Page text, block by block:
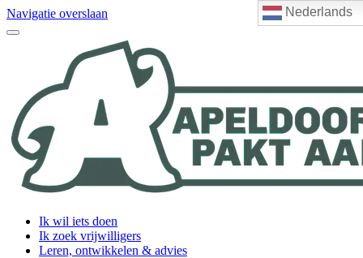
Nederlands
Navigatie overslaan
Ik wil iets doen
Ik zoek vrijwilligers
Leren, ontwikkelen & advies